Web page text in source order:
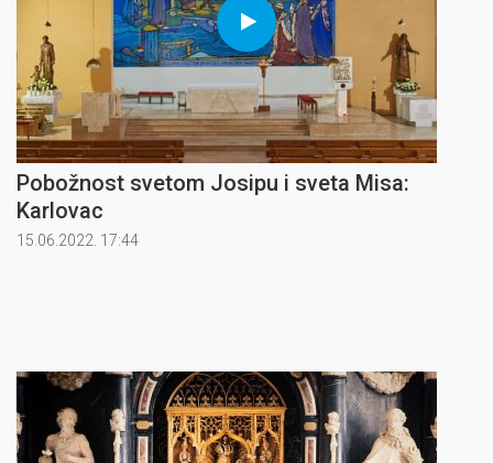
Pobožnost svetom Josipu i sveta Misa:
Karlovac
15.06.2022. 17:44